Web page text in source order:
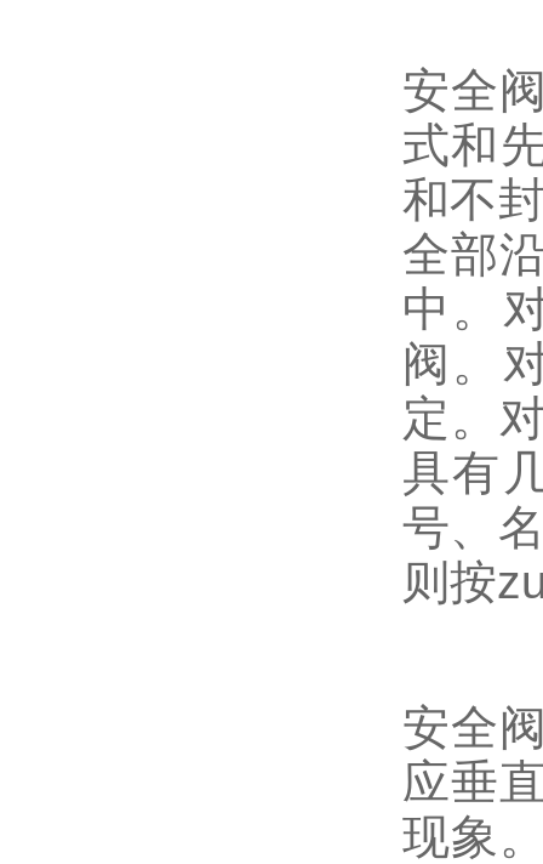
安全
式和
和不
全部
中。
阀。
定。
具有
号、
则按
安全
应垂
现象